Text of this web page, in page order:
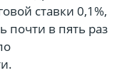
ставки 0,1%,
почти в пять раз